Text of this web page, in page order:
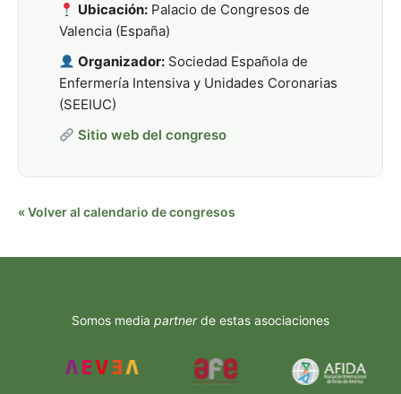
Ubicación: Palacio de Congresos de
Valencia (España)
Organizador: Sociedad Española de
Enfermería Intensiva y Unidades Coronarias
(SEEIUC)
Sitio web del congreso
« Volver al calendario de congresos
Somos media partnerde estas asociaciones